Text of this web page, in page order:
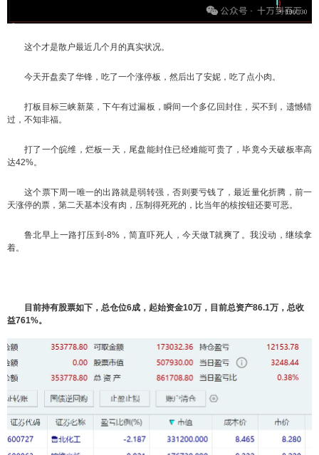
这个才是散户最近几个月的真实状况。
今天开盘卖了华锋，吃了一个涨停板，然后出了安妮，吃了点小肉。
打板目标三峡新菜，下午有过漏板，瞬间一个多亿回封住，买不到，遗憾错
过，不知非福。
打了一个皖维，烂板一天，尾盘能封住已经难能可贵了，毕竟今天破板率高
达42%。
这个票下周一唯一的出路就是弱转强，否则要亏钱了，最近量化折腾，前一
天涨停的票，第二天基本没有肉，压制得死死的，比当年的核按钮还要可恶。
鲁北早上一路打压到-8%，简直吓死人，今天做T就爽了。我没动，继续拿
着。
目前持有股票如下，总仓位6成，起始资金10万，目前总资产86.1万，总收
益761%。